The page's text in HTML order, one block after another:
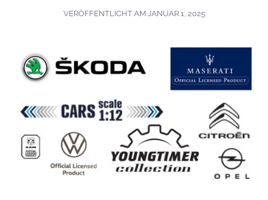
VERÖFFENTLICHT AM JANUAR 1, 2025